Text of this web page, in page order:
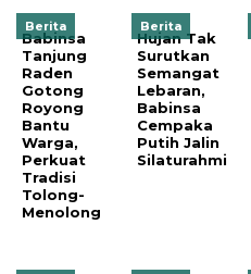
Berita
Babinsa
Tanjung
Raden
Gotong
Royong
Bantu
Warga,
Perkuat
Tradisi
Tolong-
Menolong
Berita
Hujan Tak
Surutkan
Semangat
Lebaran,
Babinsa
Cempaka
Putih Jalin
Silaturahmi